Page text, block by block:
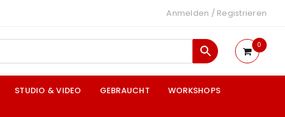
Anmelden / Registrieren
0
STUDIO & VIDEO GEBRAUCHT WORKSHOPS